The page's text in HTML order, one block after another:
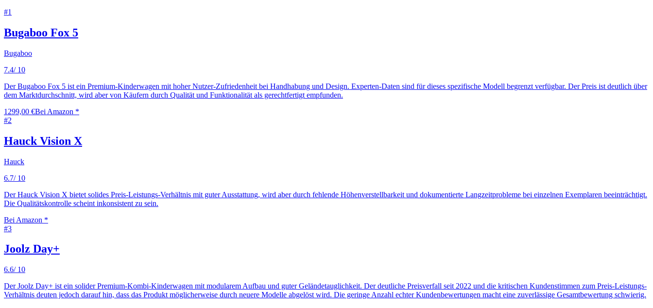
#1
Bugaboo Fox 5
Bugaboo
7.4/ 10
Der Bugaboo Fox 5 ist ein Premium-Kinderwagen mit hoher Nutzer-Zufriedenheit bei Handhabung und Design. Experten-Daten sind für dieses spezifische Modell begrenzt verfügbar. Der Preis ist deutlich über
dem Marktdurchschnitt, wird aber von Käufern durch Qualität und Funktionalität als gerechtfertigt empfunden.
1299,00 €Bei Amazon *
#2
Hauck Vision X
Hauck
6.7/ 10
Der Hauck Vision X bietet solides Preis-Leistungs-Verhältnis mit guter Ausstattung, wird aber durch fehlende Höhenverstellbarkeit und dokumentierte Langzeitprobleme bei einzelnen Exemplaren beeinträchtigt.
Die Qualitätskontrolle scheint inkonsistent zu sein.
Bei Amazon *
#3
Joolz Day+
6.6/ 10
Der Joolz Day+ ist ein solider Premium-Kombi-Kinderwagen mit modularem Aufbau und guter Geländetauglichkeit. Der deutliche Preisverfall seit 2022 und die kritischen Kundenstimmen zum Preis-Leistungs-
Verhältnis deuten jedoch darauf hin, dass das Produkt möglicherweise durch neuere Modelle abgelöst wird. Die geringe Anzahl echter Kundenbewertungen macht eine zuverlässige Gesamtbewertung schwierig.